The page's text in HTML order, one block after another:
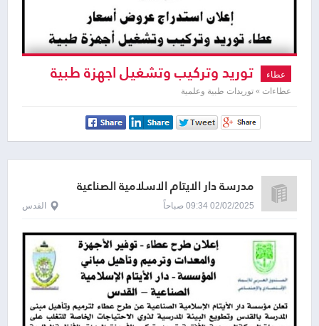
عطاء توريد وتركيب وتشغيل اجهزة طبية
عطاءات » توريدات طبية وعلمية
مدرسة دار الايتام الاسلامية الصناعية
02/02/2025 09:34 صباحاً القدس